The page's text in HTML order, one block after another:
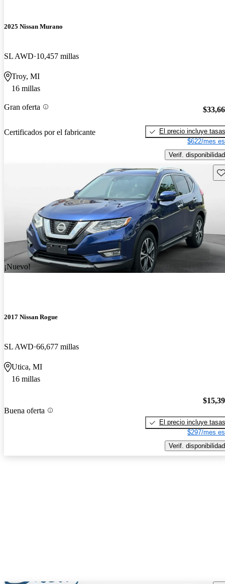
2025 Nissan Murano
SL AWD 10,457 millas
Troy, MI
16 millas
Gran oferta
Certificados por el fabricante
El precio incluye tasas
$622/mes
Verif. disponibilidad
¡Nuevo!
2017 Nissan Rogue
SL AWD 66,677 millas
Utica, MI
16 millas
Buena oferta
El precio incluye tasas
$297/mes
Verif. disponibilidad